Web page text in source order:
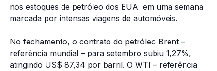
nos estoques de petróleo dos EUA, em uma semana
marcada por intensas viagens de automóveis.
No fechamento, o contrato do petróleo Brent –
referência mundial – para setembro subiu 1,27%,
atingindo US$ 87,34 por barril. O WTI – referência